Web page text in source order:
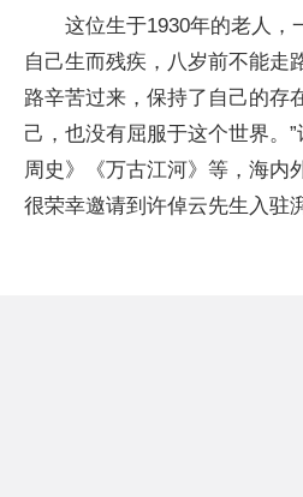
这位生于1930年的老人，
自己生而残疾，八岁前不能走
路辛苦过来，保持了自己的存
己，也没有屈服于这个世界。
周史》《万古江河》等，海内
很荣幸邀请到许倬云先生入驻